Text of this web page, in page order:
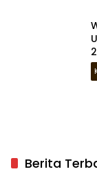
Berita